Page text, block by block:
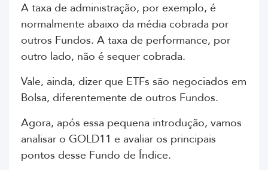
A taxa de administração, por exemplo, é
normalmente abaixo da média cobrada por
outros Fundos. A taxa de performance, por
outro lado, não é sequer cobrada.
Vale, ainda, dizer que ETFs são negociados em
Bolsa, diferentemente de outros Fundos.
Agora, após essa pequena introdução, vamos
analisar o GOLD11 e avaliar os principais
pontos desse Fundo de Índice.